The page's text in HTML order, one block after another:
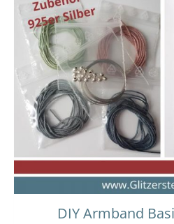
DIY Armband